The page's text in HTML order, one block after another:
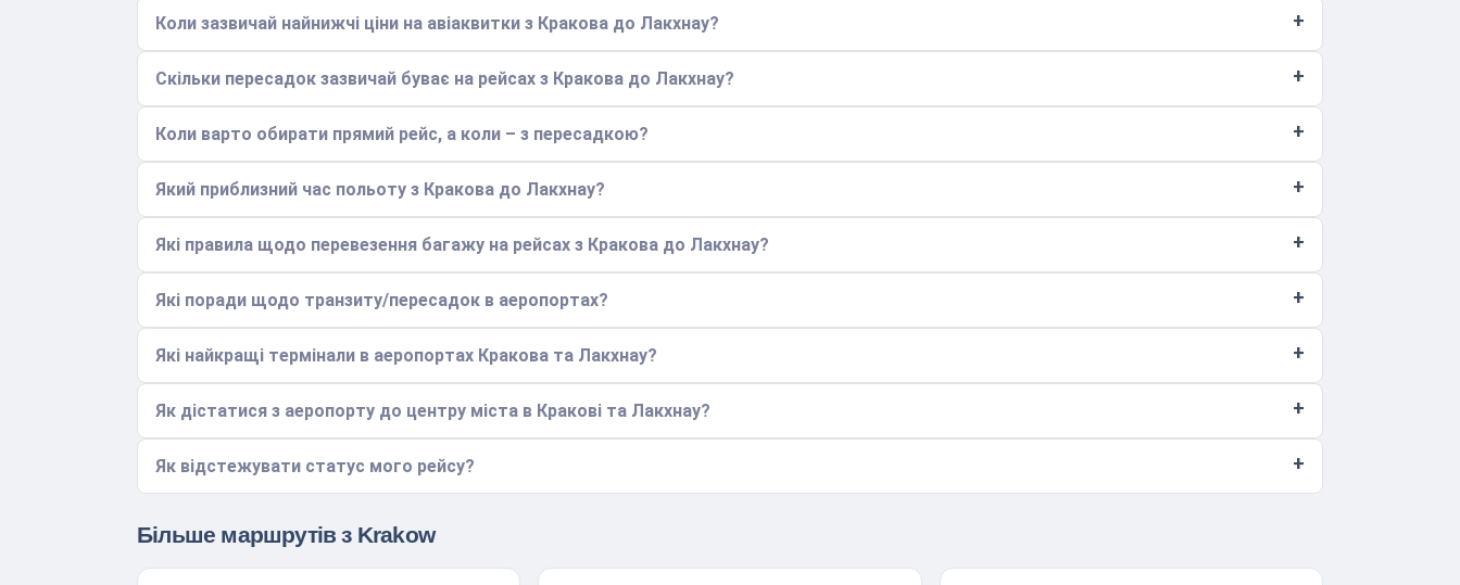
Коли зазвичай найнижчі ціни на авіаквитки з Кракова до Лакхнау?
Скільки пересадок зазвичай буває на рейсах з Кракова до Лакхнау?
Коли варто обирати прямий рейс, а коли – з пересадкою?
Який приблизний час польоту з Кракова до Лакхнау?
Які правила щодо перевезення багажу на рейсах з Кракова до Лакхнау?
Які поради щодо транзиту/пересадок в аеропортах?
Які найкращі термінали в аеропортах Кракова та Лакхнау?
Як дістатися з аеропорту до центру міста в Кракові та Лакхнау?
Як відстежувати статус мого рейсу?
Більше маршрутів з Krakow